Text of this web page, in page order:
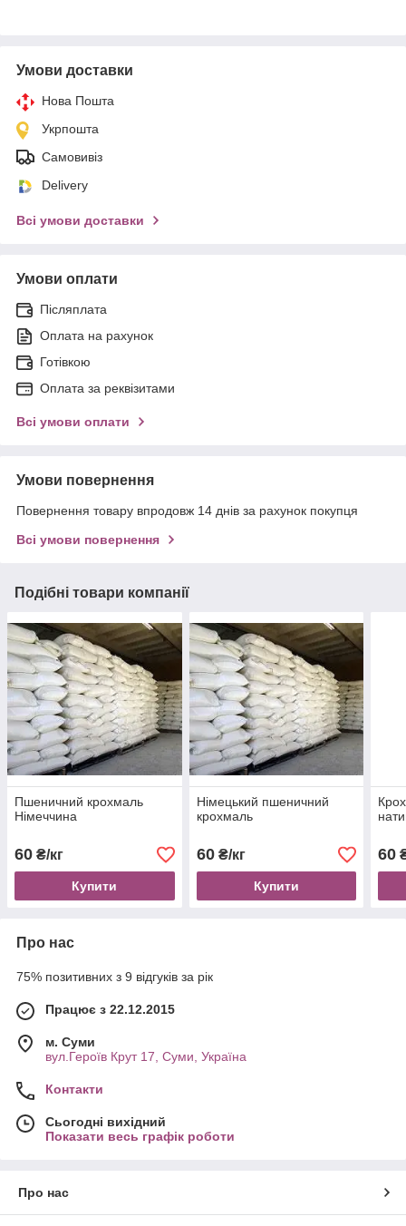
Умови доставки
Нова Пошта
Укрпошта
Самовивіз
Delivery
Всі умови доставки
Умови оплати
Післяплата
Оплата на рахунок
Готівкою
Оплата за реквізитами
Всі умови оплати
Умови повернення
Повернення товару впродовж 14 днів за рахунок покупця
Всі умови повернення
Подібні товари компанії
Пшеничний крохмаль
Німеччина
60 ₴/кг
Купити
Німецький пшеничний
крохмаль
60₴/кг
Купити
60
Про нас
75% позитивних з 9 відгуків за рік
Працює з 22.12.2015
м. Суми
вул.Героїв Крут 17, Суми, Україна
Контакти
Сьогодні вихідний
Показати весь графік роботи
Про нас